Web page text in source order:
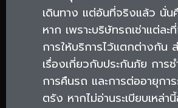
เดินทาง แต่อันที่จริงแล้ว นั่น
หาก เพราะบริษัทรถเช่าแต่ละ
การให้บริการไว้แตกต่างกัน
เรื่องเกี่ยวกับประกันภัย การช
การคืนรถ และการต่ออายุกา
ตรัง หากไม่อ่านระเบียบเหล่า